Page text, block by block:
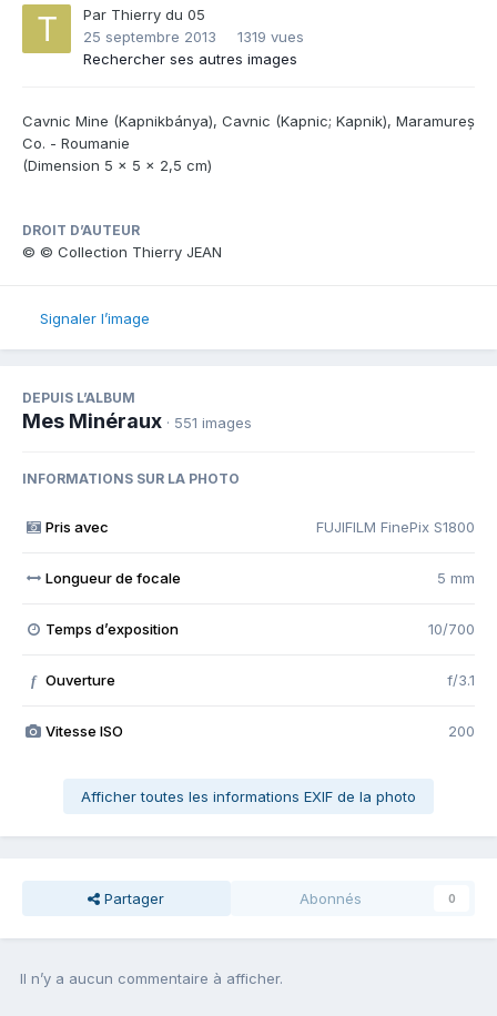
Par Thierry du 05
25 septembre 2013
1319 vues
Rechercher ses autres images
Cavnic Mine (Kapnikbánya), Cavnic (Kapnic; Kapnik), Maramureș
Co. - Roumanie
(Dimension 5 x 5 x 2,5 cm)
DROIT D’AUTEUR
© © Collection Thierry JEAN
Signaler l’image
DEPUIS L’ALBUM
Mes Minéraux · 551 images
INFORMATIONS SUR LA PHOTO
Pris avec FUJIFILM FinePix S1800
Longueur de focale 5 mm
Temps d’exposition 10/700
f Ouverture f/3.1
Vitesse ISO 200
Afficher toutes les informations EXIF de la photo
Partager Abonnés 0
Il n’y a aucun commentaire à afficher.